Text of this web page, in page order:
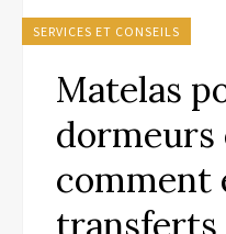
SERVICES ET CONSEILS
Matelas
dormeurs
comment
transferts